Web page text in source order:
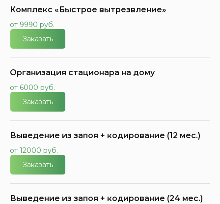
Комплекс «Быстрое вытрезвление»
от 9990 руб.
Заказать
Организация стационара на дому
от 6000 руб.
Заказать
Выведение из запоя + кодирование (12 мес.)
от 12000 руб.
Заказать
Выведение из запоя + кодирование (24 мес.)